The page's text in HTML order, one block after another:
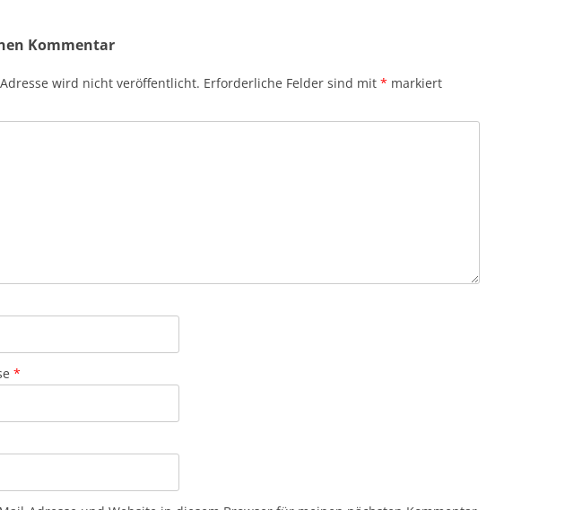
Kommentar
wird nicht veröffentlicht. Erforderliche Felder sind mit * markiert
*